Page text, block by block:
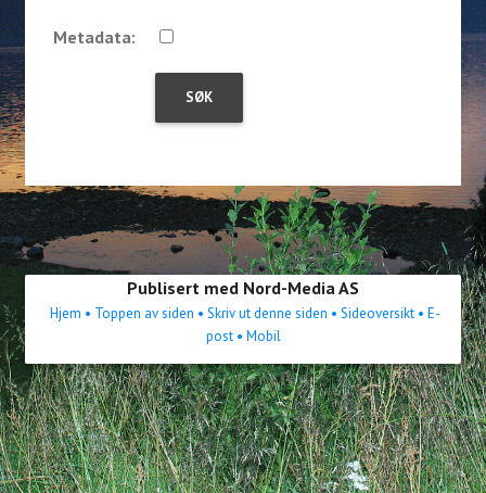
Metadata:
Publisert med Nord-Media AS
Hjem • Toppen av siden • Skriv ut denne siden • Sideoversikt• E-
post• Mobil